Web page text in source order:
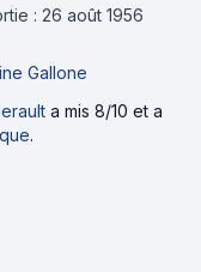
: 26 août 1956
Gallone
a mis 8/10 et a
.